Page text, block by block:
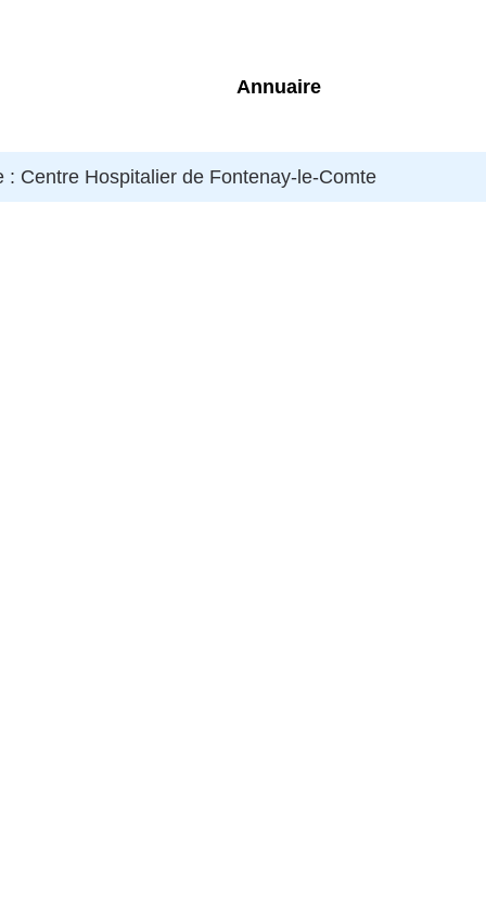
Annuaire
Centre Hospitalier de Fontenay-le-Comte